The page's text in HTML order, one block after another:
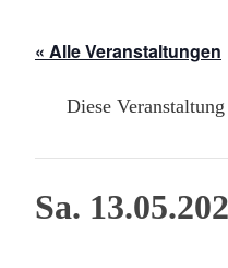
« Alle Veranstaltungen
Diese
Sa.